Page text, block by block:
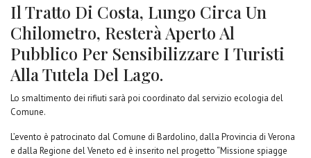
Il Tratto Di Costa, Lungo Circa Un
Chilometro, Resterà Aperto Al
Pubblico Per Sensibilizzare I Turisti
Alla Tutela Del Lago.
Lo smaltimento dei rifiuti sarà poi coordinato dal servizio ecologia del
Comune.
L’evento è patrocinato dal Comune di Bardolino, dalla Provincia di Verona
e dalla Regione del Veneto ed è inserito nel progetto “Missione spiagge